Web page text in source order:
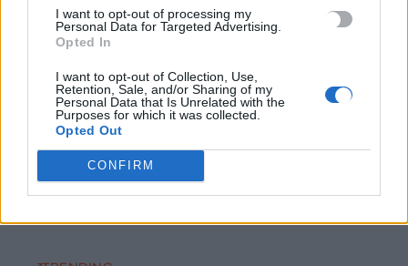
I want to opt-out of processing my
Personal Data for Targeted Advertising.
Opted In
I want to opt-out of Collection, Use,
Retention, Sale, and/or Sharing of my
Personal Data that Is Unrelated with the
Purposes for which it was collected.
Opted Out
CONFIRM
6 Αυγούστου, 2026
Γραφείου Δακοκτονίας
6 Αυγούστου, 2026
Αναστάτωση στην Ελούντα: Ηλικιωμένος απειλούσε να πέσει
6 Αυγούστου, 2026